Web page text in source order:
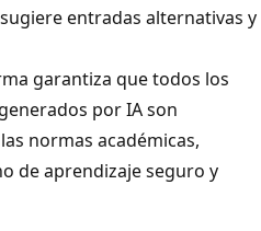
entradas alternativas y
garantiza que todos los
por IA son
normas académicas,
de aprendizaje seguro y